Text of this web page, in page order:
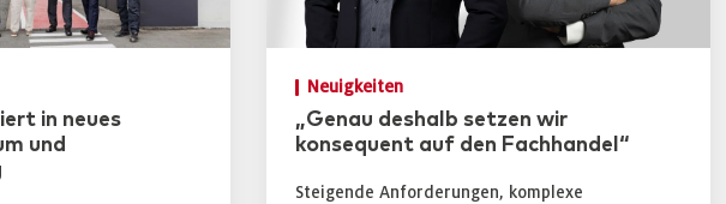
in neues
und
Neuigkeiten
„Genau deshalb setzen wir
konsequent auf den Fachhandel“
Steigende Anforderungen, komplexe